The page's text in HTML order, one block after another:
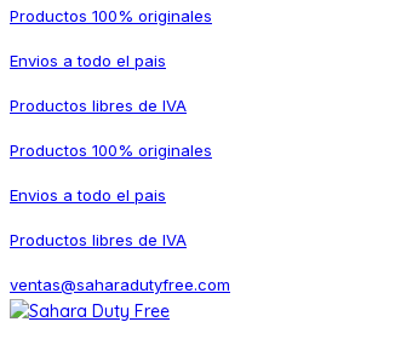
Productos 100% originales
Envios a todo el pais
Productos libres de IVA
Productos 100% originales
Envios a todo el pais
Productos libres de IVA
ventas@saharadutyfree.com